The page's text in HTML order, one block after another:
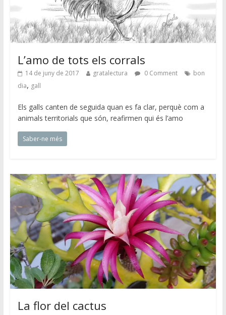
L’amo de tots els corrals
14 de juny de 2017 gratalectura 0 Comment
bon
dia, gall
Els galls canten de seguida quan es fa clar, perquè com a
animals territorials que són, reafirmen qui és l’amo
Saber-ne més
La flor del cactus